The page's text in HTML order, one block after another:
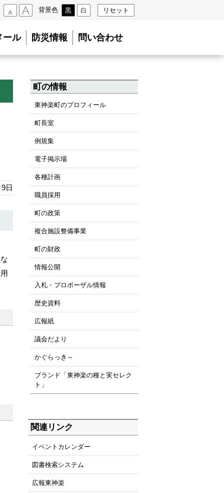
背景色 黒 白 リセット
ール 防災情報 問い合わせ
日
町の情報
東神楽町のプロフィール
町長室
例規集
電子掲示場
各種計画
職員採用
町の政策
複合施設整備事業
町の財政
情報公開
入札・プロポーザル情報
歴史資料
広報紙
議会だより
かぐらっき～
ブランド「東神楽の種と実セレク
ト」
関連リンク
イベントカレンダー
図書検索システム
広報東神楽